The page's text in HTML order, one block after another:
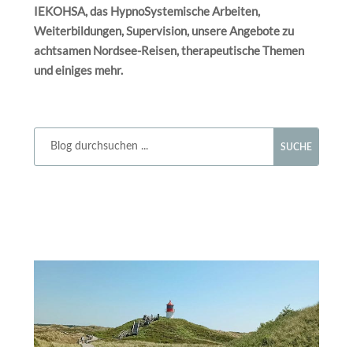
IEKOHSA, das HypnoSystemische Arbeiten,
Weiterbildungen, Supervision, unsere Angebote zu
achtsamen Nordsee-Reisen, therapeutische Themen
und einiges mehr.